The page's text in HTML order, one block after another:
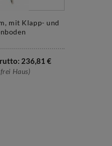
mit Klapp- und
236,81 €
Haus)